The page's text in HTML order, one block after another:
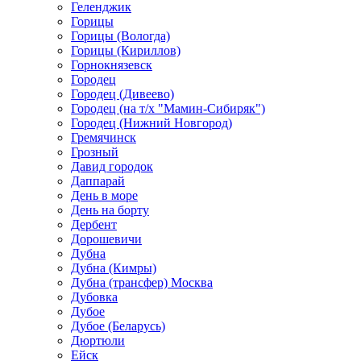
Геленджик
Горицы
Горицы (Вологда)
Горицы (Кириллов)
Горнокнязевск
Городец
Городец (Дивеево)
Городец (на т/х "Мамин-Сибиряк")
Городец (Нижний Новгород)
Гремячинск
Грозный
Давид городок
Даппарай
День в море
День на борту
Дербент
Дорошевичи
Дубна
Дубна (Кимры)
Дубна (трансфер) Москва
Дубовка
Дубое
Дубое (Беларусь)
Дюртюли
Ейск